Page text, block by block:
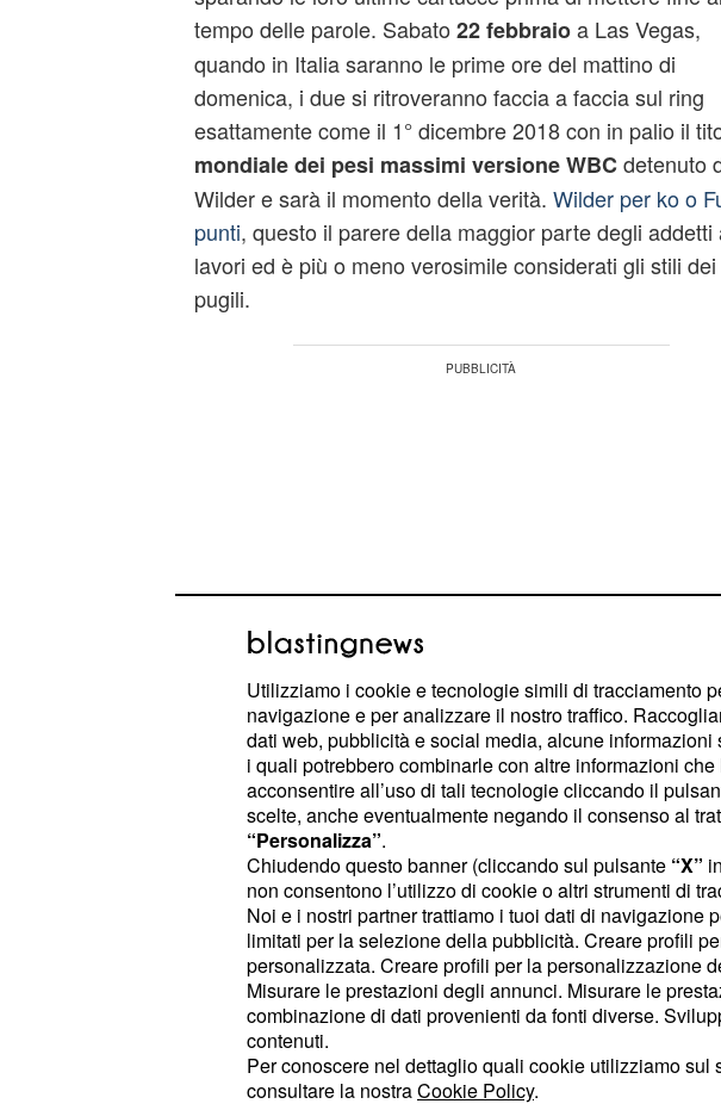
tempo delle parole. Sabato 22 febbraioa Las Vegas,
quando in Italia saranno le prime ore del mattino di
domenica, i due si ritroveranno faccia a faccia sul ring
esattamente come il 1° dicembre 2018 con in palio il
mondiale dei pesi massimi versione WBCdetenuto
Wilder e sarà il momento della verità. Wilder per ko o
punti, questo il parere della maggior parte degli addetti
lavori ed è più o meno verosimile considerati gli stili
pugili.
In realtà Tyson Fury nelle sue interviste parla di 'rapido
Wilder risponde a tono: sono due consumati showman
spettacolo è assicurato. C'è chi pensa ad un terzo
combattimento dopo quello del 22 febbraio ed alla luce
dell'impatto mediatico che entrambi sono capaci di
non è assolutamente un'idea fantascientifica e, del
sono state numerose le 'trilogie' nella storia del
Fury: 'Cercherò un ko veloce, così
poi andiamo a bere e festeggiare
Utilizziamo i cookie e tecnologie simili di tracciamento
navigazione e per analizzare il nostro traffico.
dati web, pubblicità e social media, alcune
i quali potrebbero combinarle con altre informazioni
acconsentire all’uso di tali tecnologie cliccando il
scelte, anche eventualmente negando il consenso al
“Personalizza”.
Chiudendo questo banner (cliccando sul pulsante “X”
non consentono l’utilizzo di cookie o altri strumenti di
Noi e i nostri partner trattiamo i tuoi dati di
limitati per la selezione della pubblicità. Creare profili
personalizzata. Creare profili per la personalizzazione
Misurare le prestazioni degli annunci. Misurare le
combinazione di dati provenienti da fonti diverse.
contenuti.
Per conoscere nel dettaglio quali cookie utilizziamo
consultare la nostraCookie Policy.